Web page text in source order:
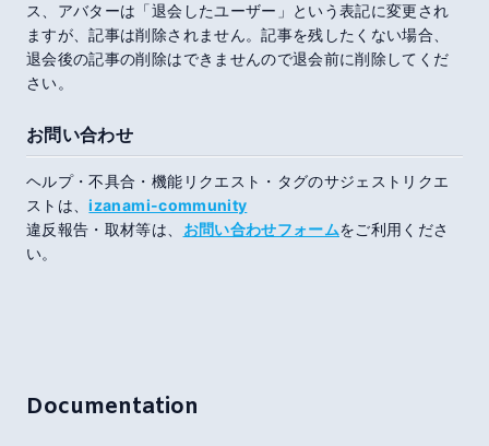
ス、アバターは「退会したユーザー」という表記に変更され
ますが、記事は削除されません。記事を残したくない場合、
退会後の記事の削除はできませんので退会前に削除してくだ
さい。
お問い合わせ
ヘルプ・不具合・機能リクエスト・タグのサジェストリクエ
ストは、izanami-community
違反報告・取材等は、 お問い合わせフォームをご利用くださ
い。
Documentation